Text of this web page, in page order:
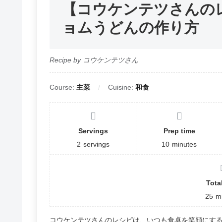
【コウケンテツさん
ョムうどんの作り方
Recipe by コウケンテツさん
Course: 主菜 Cuisine: 和食
Servings
2 servings
Prep time
10 minutes
25
コウケンテツさんのレシピは、いつも食卓を笑顔にす